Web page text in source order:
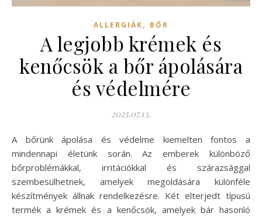
ALLERGIÁK, BŐR
A legjobb krémek és
kenőcsök a bőr ápolására
és védelmére
2025.07.13.
A bőrünk ápolása és védelme kiemelten fontos a
mindennapi életünk során. Az emberek különböző
bőrproblémákkal, irritációkkal és szárazsággal
szembesülhetnek, amelyek megoldására különféle
készítmények állnak rendelkezésre. Két elterjedt típusú
termék a krémek és a kenőcsök, amelyek bár hasonló